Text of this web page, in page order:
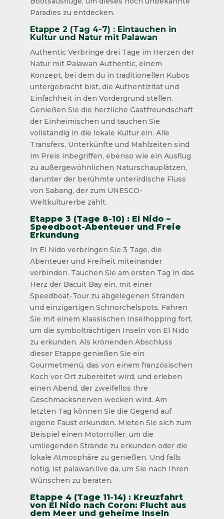
Paradies zu entdecken.
Etappe 2 (Tag 4-7) : Eintauchen in
Kultur und Natur mit Palawan
Authentic Verbringe drei Tage im Herzen der
Natur mit Palawan Authentic, einem
Konzept, bei dem du in traditionellen Kubos
untergebracht bist, die Authentizität und
Einfachheit in den Vordergrund stellen.
Genießen Sie die herzliche Gastfreundschaft
der Einheimischen und tauchen Sie
vollständig in die lokale Kultur ein. Alle
Transfers, Unterkünfte und Mahlzeiten sind
im Preis inbegriffen, ebenso wie ein Ausflug
zu außergewöhnlichen Naturschauplätzen,
darunter der berühmte unterirdische Fluss
von Sabang, der zum UNESCO-
Weltkulturerbe zählt.
Etappe 3 (Tage 8-10) : El Nido –
Speedboot-Abenteuer und Freie
Erkundung
In El Nido verbringen Sie 3 Tage, die
Abenteuer und Freiheit miteinander
verbinden. Tauchen Sie am ersten Tag in das
Herz der Bacuit Bay ein, mit einer
Speedboat-Tour zu abgelegenen Stränden
und einzigartigen Schnorchelspots. Fahren
Sie mit einem klassischen Inselhopping fort,
um die symbolträchtigen Inseln von El Nido
zu erkunden. Als krönenden Abschluss
dieser Etappe genießen Sie ein
Gourmetmenü, das von einem französischen
Koch vor Ort zubereitet wird, und erleben
einen Abend, der zweifellos Ihre
Geschmacksnerven wecken wird. Am
letzten Tag können Sie die Gegend auf
eigene Faust erkunden. Mieten Sie sich zum
Beispiel einen Motorroller, um die
umliegenden Strände zu erkunden oder die
lokale Atmosphäre zu genießen. Und falls
nötig, ist palawan.live da, um Sie nach Ihren
Wünschen zu beraten.
Etappe 4 (Tage 11-14) : Kreuzfahrt
von El Nido nach Coron: Flucht aus
dem Meer und geheime Inseln